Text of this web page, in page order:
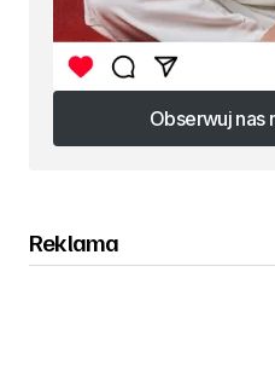
Obserwuj nas
Obserwuj nas
Reklama